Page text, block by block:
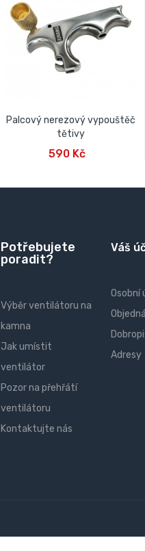
Palcový nerezový vypouštěč
tětivy
590 Kč
Potřebujete
poradit?
Výběr ventilátoru na
kamna
Jak umístit
ventilátor
Pozor na přehřátí
ventilátoru
Kontaktujte nás
Váš
Osobní
Adresy